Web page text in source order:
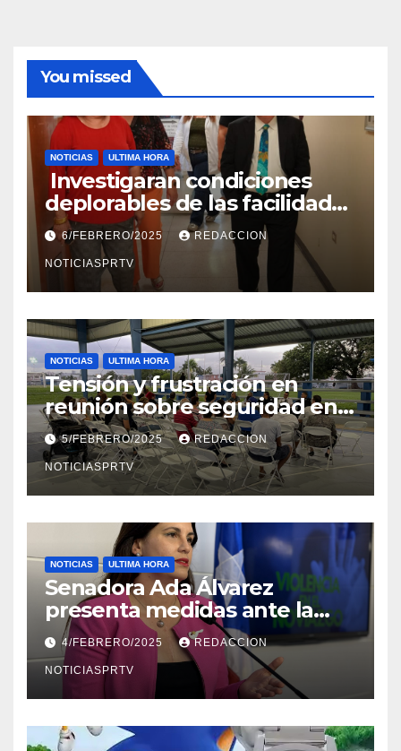
You missed
NOTICIAS ULTIMA HORA
Investigaran condiciones
deplorables de las facilidades
el Departamento de la Salud
en Mayagüez
6/FEBRERO/2025 REDACCION
NOTICIASPRTV
NOTICIAS ULTIMA HORA
Tensión y frustración en
reunión sobre seguridad en
Reparto Metropolitano
5/FEBRERO/2025 REDACCION
NOTICIASPRTV
NOTICIAS ULTIMA HORA
Senadora Ada Álvarez
presenta medidas ante la
violencia en el noviazgo
4/FEBRERO/2025 REDACCION
NOTICIASPRTV